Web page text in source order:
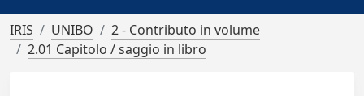
IRIS UNIBO
2 - Contributo in volume
2.01 Capitolo / saggio in libro